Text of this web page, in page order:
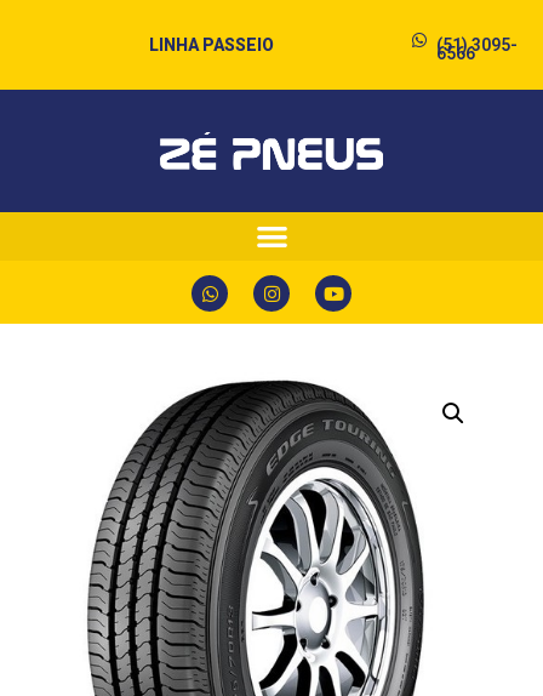
LINHA PASSEIO (51) 3095-
6566